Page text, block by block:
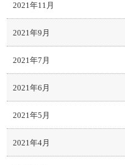
2021年11月
2021年9月
2021年7月
2021年6月
2021年5月
2021年4月